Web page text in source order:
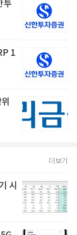
투
1
더보기
시